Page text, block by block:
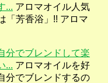
... アロマオイル人気
「芳香浴」!! アロマ
分でブレンドして楽
... アロマオイルを好
分でブレンドするの